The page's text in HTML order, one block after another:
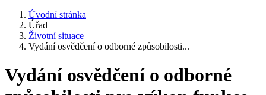
Úvodní stránka
Úřad
Životní situace
Vydání osvědčení o odborné způsobilosti...
Vydání osvědčení o odborné